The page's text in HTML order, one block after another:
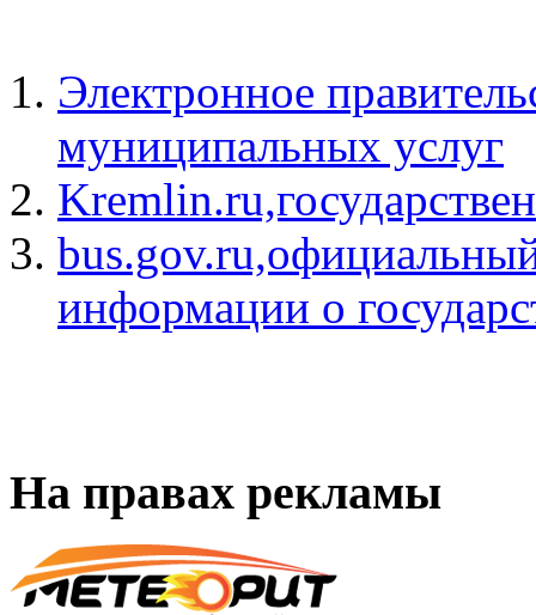
Электронное
муниципальных услуг
информации о
На правах рекламы